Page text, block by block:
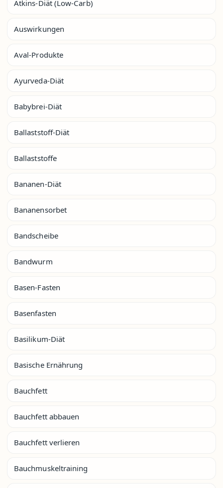
Atkins-Diät (Low-Carb)
Auswirkungen
Aval-Produkte
Ayurveda-Diät
Babybrei-Diät
Ballaststoff-Diät
Ballaststoffe
Bananen-Diät
Bananensorbet
Bandscheibe
Bandwurm
Basen-Fasten
Basenfasten
Basilikum-Diät
Basische Ernährung
Bauchfett
Bauchfett abbauen
Bauchfett verlieren
Bauchmuskeltraining